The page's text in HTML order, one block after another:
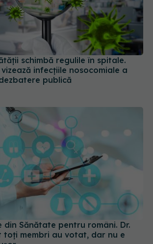
schimbă regulile în spitale.
vizează infecțiile nosocomiale a
publică
din Sănătate pentru români. Dr.
toți membri au votat, dar nu e